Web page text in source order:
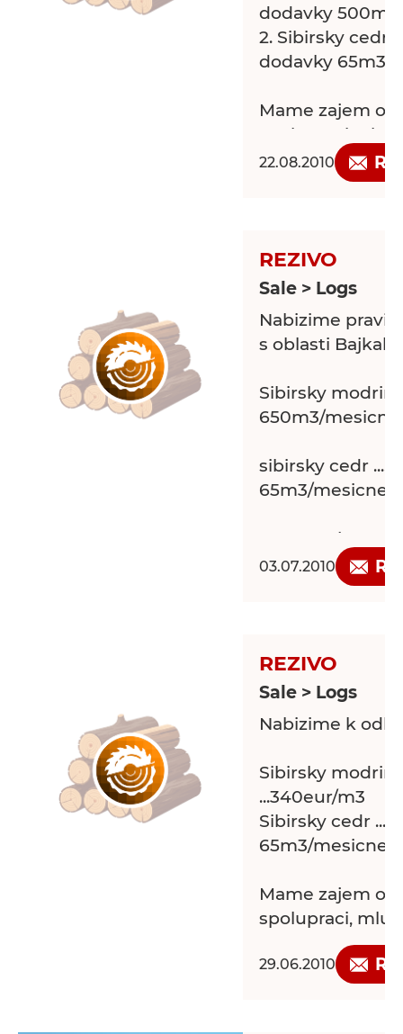
dodavky 500m3
2. Sibirsky cedr
dodavky 65m3
Mame zajem o
22.08.2010
REZIVO
Sale > Logs
Nabizime
s oblasti
Sibirsky
650m3/mesicne
sibirsky cedr
65m3/mesicne
Mame zajem o
03.07.2010
REZIVO
Sale > Logs
Nabizime k
Sibirsky
...340eur/m3
Sibirsky cedr
65m3/
Mame zajem o
spolupraci,
29.06.2010